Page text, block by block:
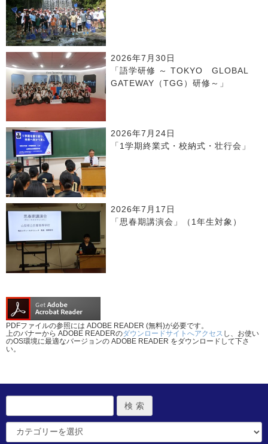
2026年7月30日
「語学研修 ～ TOKYO GLOBAL
GATEWAY（TGG）研修～」
2026年7月24日
「1学期終業式・校納式・壮行会」
2026年7月17日
「思春期講演会」（1年生対象）
PDFファイルの参照には ADOBE READER (無料)が必要です。
上のバナーから ADOBE READERのダウンロードサイトへアクセス し、お使い
のOS環境に最適なバージョンの ADOBE READER をダウンロードして下さ
い。